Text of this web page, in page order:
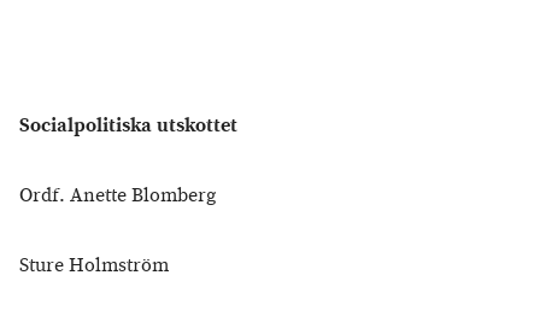
Socialpolitiska utskottet
Ordf. Anette Blomberg
Sture Holmström